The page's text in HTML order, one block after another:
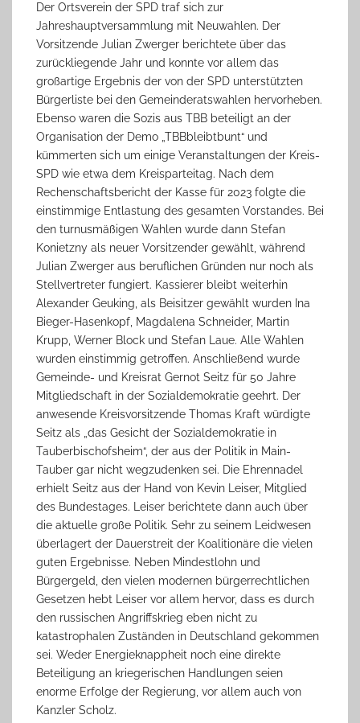
Der Ortsverein der SPD traf sich zur
Jahreshauptversammlung mit Neuwahlen. Der
Vorsitzende Julian Zwerger berichtete über das
zurückliegende Jahr und konnte vor allem das
großartige Ergebnis der von der SPD unterstützten
Bürgerliste bei den Gemeinderatswahlen hervorheben.
Ebenso waren die Sozis aus TBB beteiligt an der
Organisation der Demo „TBBbleibtbunt“ und
kümmerten sich um einige Veranstaltungen der Kreis-
SPD wie etwa dem Kreisparteitag. Nach dem
Rechenschaftsbericht der Kasse für 2023 folgte die
einstimmige Entlastung des gesamten Vorstandes. Bei
den turnusmäßigen Wahlen wurde dann Stefan
Konietzny als neuer Vorsitzender gewählt, während
Julian Zwerger aus beruflichen Gründen nur noch als
Stellvertreter fungiert. Kassierer bleibt weiterhin
Alexander Geuking, als Beisitzer gewählt wurden Ina
Bieger-Hasenkopf, Magdalena Schneider, Martin
Krupp, Werner Block und Stefan Laue. Alle Wahlen
wurden einstimmig getroffen. Anschließend wurde
Gemeinde- und Kreisrat Gernot Seitz für 50 Jahre
Mitgliedschaft in der Sozialdemokratie geehrt. Der
anwesende Kreisvorsitzende Thomas Kraft würdigte
Seitz als „das Gesicht der Sozialdemokratie in
Tauberbischofsheim“, der aus der Politik in Main-
Tauber gar nicht wegzudenken sei. Die Ehrennadel
erhielt Seitz aus der Hand von Kevin Leiser, Mitglied
des Bundestages. Leiser berichtete dann auch über
die aktuelle große Politik. Sehr zu seinem Leidwesen
überlagert der Dauerstreit der Koalitionäre die vielen
guten Ergebnisse. Neben Mindestlohn und
Bürgergeld, den vielen modernen bürgerrechtlichen
Gesetzen hebt Leiser vor allem hervor, dass es durch
den russischen Angriffskrieg eben nicht zu
katastrophalen Zuständen in Deutschland gekommen
sei. Weder Energieknappheit noch eine direkte
Beteiligung an kriegerischen Handlungen seien
enorme Erfolge der Regierung, vor allem auch von
Kanzler Scholz.